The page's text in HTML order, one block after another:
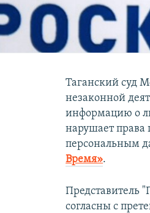
Таганский суд
незаконной
информацию о
нарушает права
персональным
Время».
Представитель
согласны с